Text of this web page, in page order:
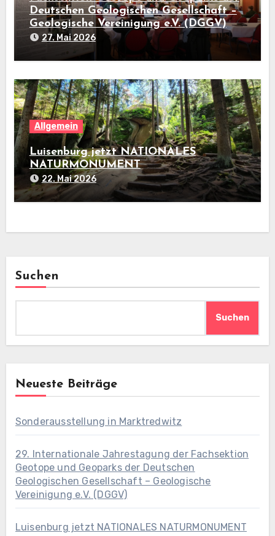
Deutschen Geologischen Gesellschaft –
Geologische Vereinigung e.V. (DGGV)
27. Mai 2026
Allgemein
Luisenburg jetzt NATIONALES
NATURMONUMENT
22. Mai 2026
Suchen
Suchen
Neueste Beiträge
Sonderausstellung in Marktredwitz
29. Internationale Jahrestagung der Fachsektion
Geotope und Geoparks der Deutschen
Geologischen Gesellschaft – Geologische
Vereinigung e.V. (DGGV)
Luisenburg jetzt NATIONALES NATURMONUMENT